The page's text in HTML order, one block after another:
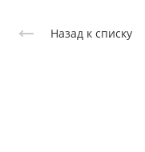
Назад к списку